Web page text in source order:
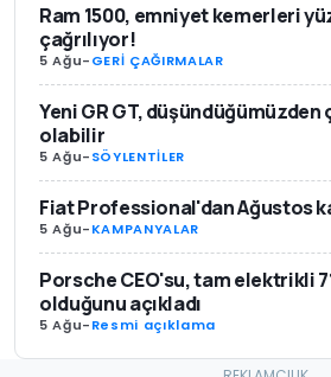
Ram 1500, emniyet kemerleri
çağrılıyor!
5 Ağu-GERİ ÇAĞIRMALAR
Yeni GR GT,
olabilir
5 Ağu-SÖYLENTİLER
Fiat Professional'dan Ağustos
5 Ağu-KAMPANYALAR
Porsche CEO'su, tam elektrikli
olduğunu açıkladı
5 Ağu-Resmi açıklama